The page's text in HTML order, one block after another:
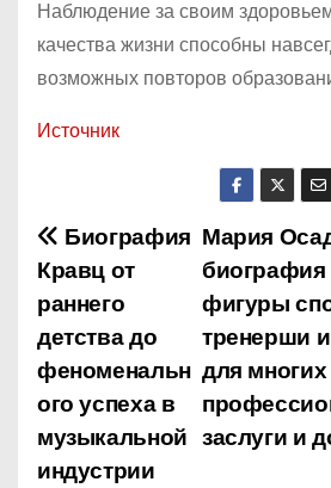
Наблюдение за своим
качества жизни способны
возможных повторов
Источник
Н
а
в
и
г
Мария
фигуры
тренерши
для
заслуги и
Биография
Кравц от
раннего
детства до
феноменальн
ого успеха в
музыкальной
индустрии